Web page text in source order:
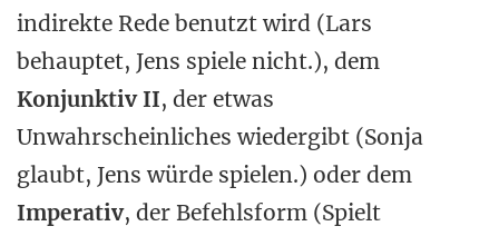
indirekte Rede benutzt wird (Lars
behauptet, Jens spiele nicht.), dem
Konjunktiv II, der etwas
Unwahrscheinliches wiedergibt (Sonja
glaubt, Jens würde spielen.) oder dem
Imperativ, der Befehlsform (Spielt